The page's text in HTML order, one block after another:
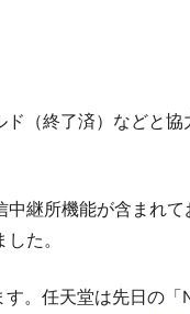
（終了済）などと
継所機能が含まれ
た。
す。任天堂は先日の